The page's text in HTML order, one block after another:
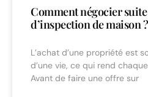
Comment négocier
d’inspection de maison ?
L’achat d’une propriété est
d’une vie, ce qui rend
Avant de faire une offre sur